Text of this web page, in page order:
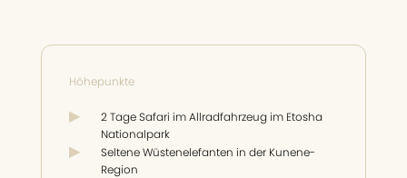
Höhepunkte
2 Tage Safari im Allradfahrzeug im Etosha
Nationalpark
Seltene Wüstenelefanten in der Kunene-
Region